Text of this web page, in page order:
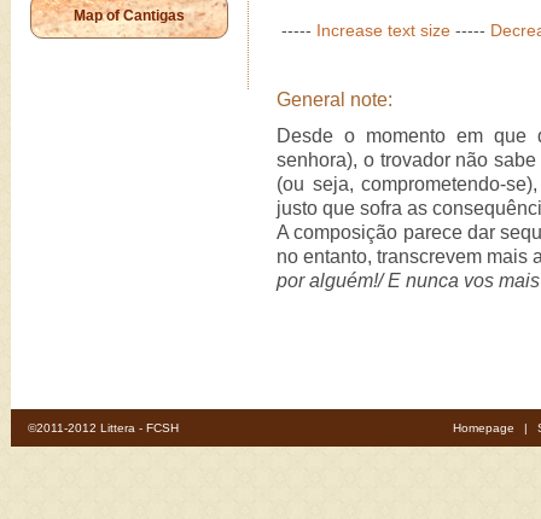
Map of Cantigas
----- Increase text size -----
General note:
Desde o momento em que
senhora), o trovador não
(ou seja, comprometendo-
justo que sofra as
A composição parece dar
no entanto, transcrevem mais
por alguém!/ E nunca vos
©2011-2012 Littera - FCSH Homepage |